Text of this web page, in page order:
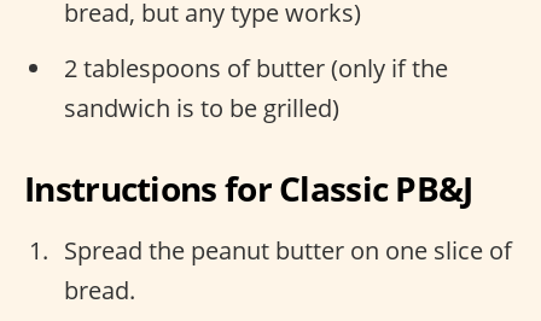
bread, but any type works)
2 tablespoons of butter (only if the
sandwich is to be grilled)
Instructions for Classic PB&J
Spread the peanut butter on one slice of
bread.